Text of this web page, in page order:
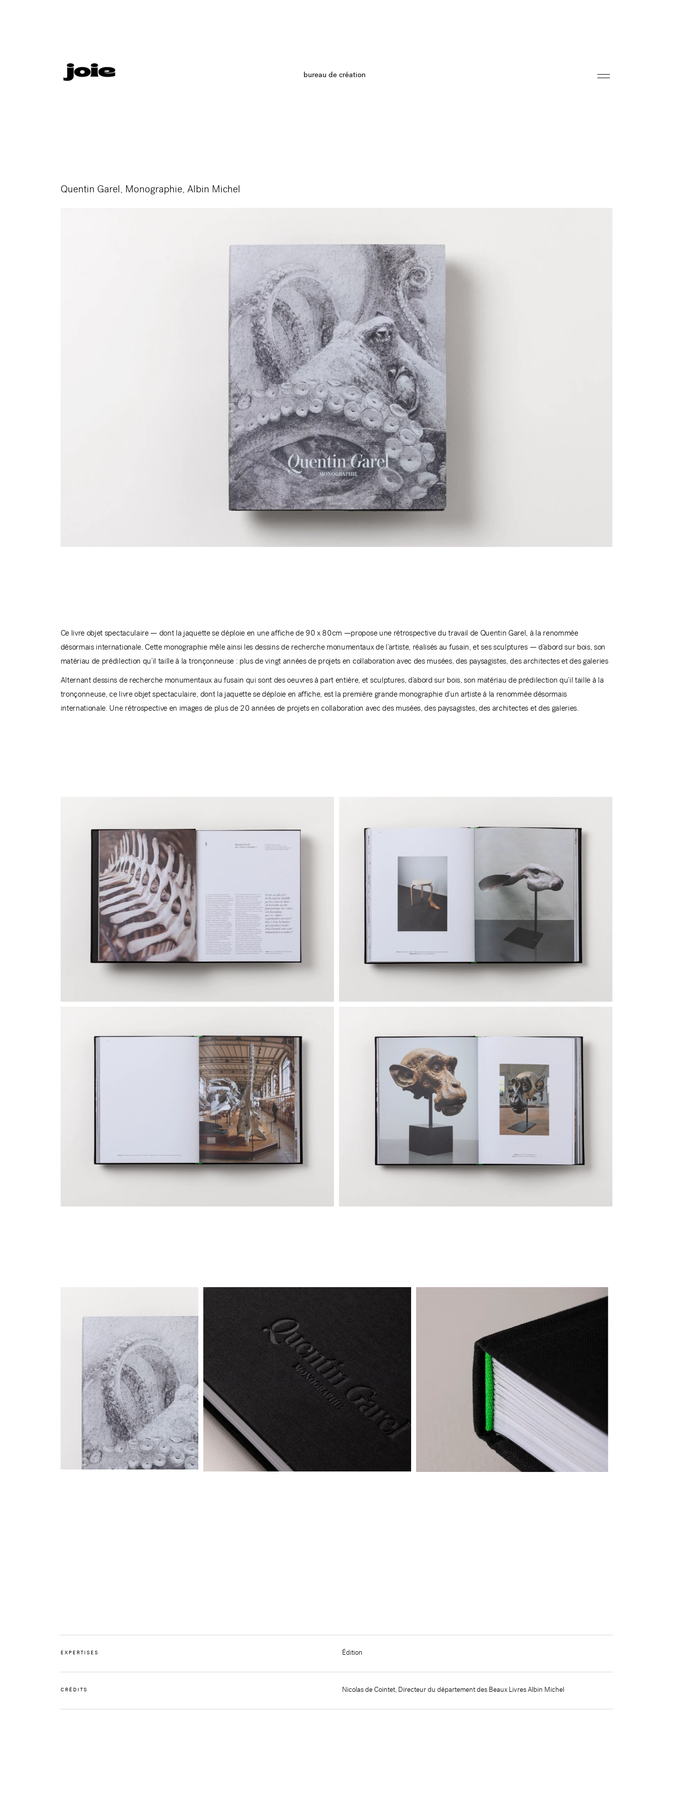
bureau de création
Quentin Garel, Monographie, Albin Michel
Ce livre objet spectaculaire — dont la jaquette se déploie en une affiche de 90 x 80cm —propose une rétrospective du travail de Quentin Garel, à la renommée
désormais internationale. Cette monographie mêle ainsi les dessins de recherche monumentaux de l’artiste, réalisés au fusain, et ses sculptures — d’abord sur bois, son
matériau de prédilection qu’il taille à la tronçonneuse : plus de vingt années de projets en collaboration avec des musées, des paysagistes, des architectes et des galeries
Alternant dessins de recherche monumentaux au fusain qui sont des oeuvres à part entière, et sculptures, d’abord sur bois, son matériau de prédilection qu’il taille à la
tronçonneuse, ce livre objet spectaculaire, dont la jaquette se déploie en affiche, est la première grande monographie d’un artiste à la renommée désormais
internationale. Une rétrospective en images de plus de 20 années de projets en collaboration avec des musées, des paysagistes, des architectes et des galeries.
EXPERTISES Édition
CRÉDITS Nicolas de Cointet, Directeur du département des Beaux Livres Albin Michel